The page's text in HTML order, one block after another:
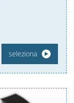
seleziona